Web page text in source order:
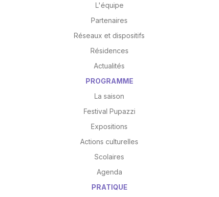
L'équipe
Partenaires
Réseaux et dispositifs
Résidences
Actualités
PROGRAMME
La saison
Festival Pupazzi
Expositions
Actions culturelles
Scolaires
Agenda
PRATIQUE